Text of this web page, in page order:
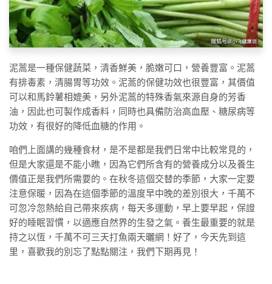
泥蒿是一種保健蔬菜，清香鮮美，脆嫩可口，營養豐富。泥蒿
有排毒素，清腸胃等功效。泥蒿的保健功效也很豐富，其價值
可以和馬鈴薯相媲美，另外泥蒿的特殊香氣來源自身的芳香
油，因此也可製作成香料，同時也具備防治高血壓、糖尿病等
功效，有很好的降低血糖的作用。
咱們上面講的幾種食材，是不是都是我們日常中比較常見的，
但是大家還是不能小瞧，因為它們所含有的營養成分以及養生
價值正是我們所需要的。在秋冬這個交替的季節，大家一定要
注意保暖，因為在這個季節的溫度早中晚的差別很大，千萬不
可忽冷忽熱給自己帶來疾病，每天多運動，早上要早起，保證
好的睡眠習慣，以適應自然界的生發之氣。養生最重要的就是
持之以恆，千萬不可三天打魚兩天曬網！好了，今天先到這
里，喜歡我的別忘了點點關注，我們下期再見！